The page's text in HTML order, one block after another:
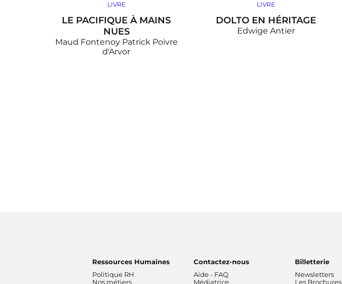
LIVRE
LE PACIFIQUE À MAINS
NUES
Maud Fontenoy Patrick Poivre
d'Arvor
LIVRE
DOLTO EN HÉRITAGE
Edwige Antier
Ressources Humaines
Politique RH
Nos métiers
Contactez-nous
Aide - FAQ
Médiatrice
Billetterie
Newsletters
Les Brochures